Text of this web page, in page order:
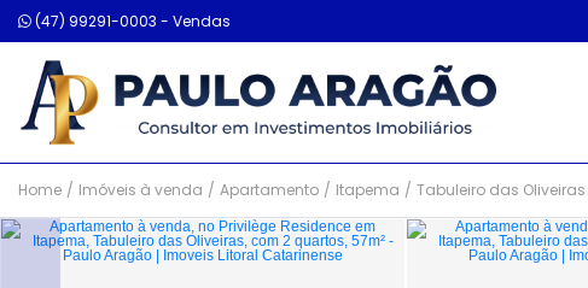
(47) 99291-0003 - Vendas
Home / Imóveis à venda / Apartamento / Itapema / Tabuleiro das Oliveiras